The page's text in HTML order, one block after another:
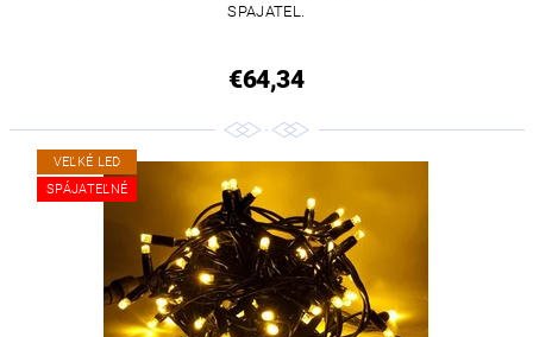
SPAJATEL.
€64,34
VEĽKÉ LED
SPÁJATEĽNÉ